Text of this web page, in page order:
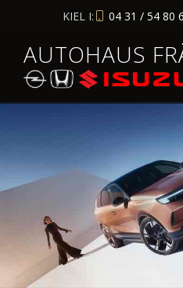
KIEL I: 04 31 / 54 80
AUTOHAUS